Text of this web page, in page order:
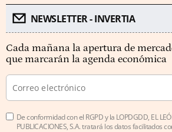
NEWSLETTER - INVERTIA
Cada mañana la apertura de
que marcarán la agenda económica
De conformidad con el RGPD y la LOPDGDD, EL
PUBLICACIONES, S.A. tratará los datos facilitados